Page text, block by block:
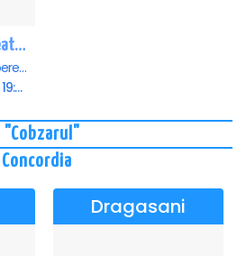
Dor de DICHISEANU - Teatrul Național de Operetă și Musical „Ion Dacian"
Teatrul National de Opereta si Musical Ion Dacian, Bucuresti
13 octombrie 2026, ora 19:00
"Cobzarul"
Dragasani